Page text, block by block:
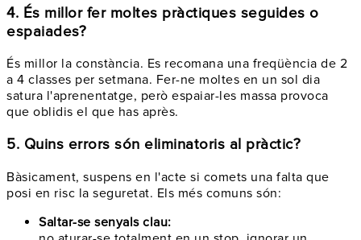
4. És millor fer moltes pràctiques seguides o
espaiades?
És millor la constància. Es recomana una freqüència de 2
a 4 classes per setmana. Fer-ne moltes en un sol dia
satura l'aprenentatge, però espaiar-les massa provoca
que oblidis el que has après.
5. Quins errors són eliminatoris al pràctic?
Bàsicament, suspens en l'acte si comets una falta que
posi en risc la seguretat. Els més comuns són:
Saltar-se senyals clau: